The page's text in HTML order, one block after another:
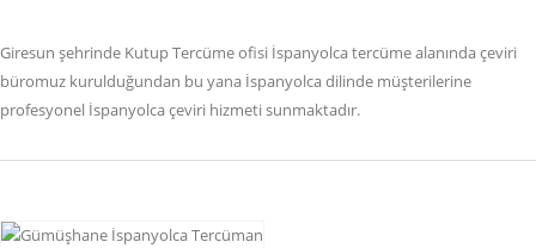
Giresun şehrinde Kutup Tercüme ofisi İspanyolca tercüme alanında çeviri
büromuz kurulduğundan bu yana İspanyolca dilinde müşterilerine
profesyonel İspanyolca çeviri hizmeti sunmaktadır.